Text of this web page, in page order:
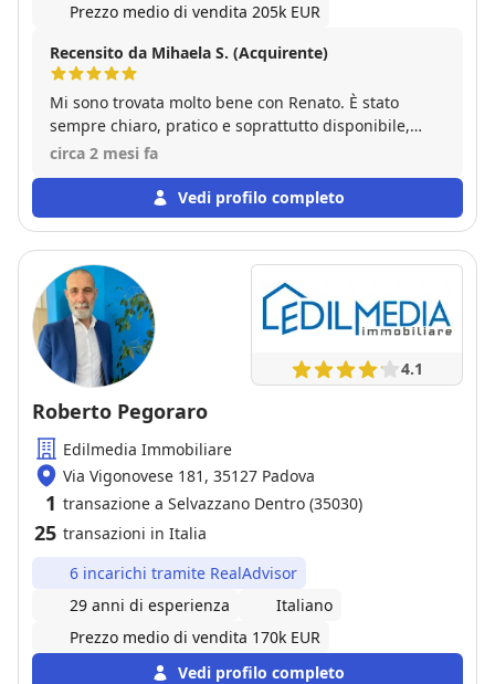
Prezzo medio di vendita 205k EUR
Recensito da Mihaela S. (Acquirente)
Mi sono trovata molto bene con Renato. È stato
sempre chiaro, pratico e soprattutto disponibile,
gestendo tutto in modo fluido e senza alcun tipo di
rendendo la compravendita semplice e serena.
Esperienza molto positiva.
circa 2 mesi fa
Vedi profilo completo
4.1
Roberto Pegoraro
Edilmedia Immobiliare
Via Vigonovese 181, 35127 Padova
1 transazione a Selvazzano Dentro (35030)
25 transazioni in Italia
6 incarichi tramite RealAdvisor
29 anni di esperienza
Italiano
Prezzo medio di vendita 170k EUR
Vedi profilo completo